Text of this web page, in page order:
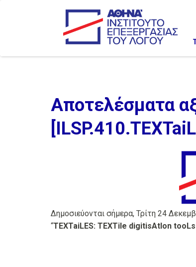
Αποτελέσματα
Δημοσιεύονται σήμερα, Τρίτη 24
“TEXTaiLES: TEXTile digitisAtIon